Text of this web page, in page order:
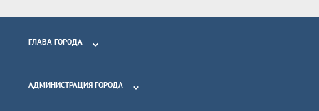
ГЛАВА ГОРОДА
АДМИНИСТРАЦИЯ ГОРОДА